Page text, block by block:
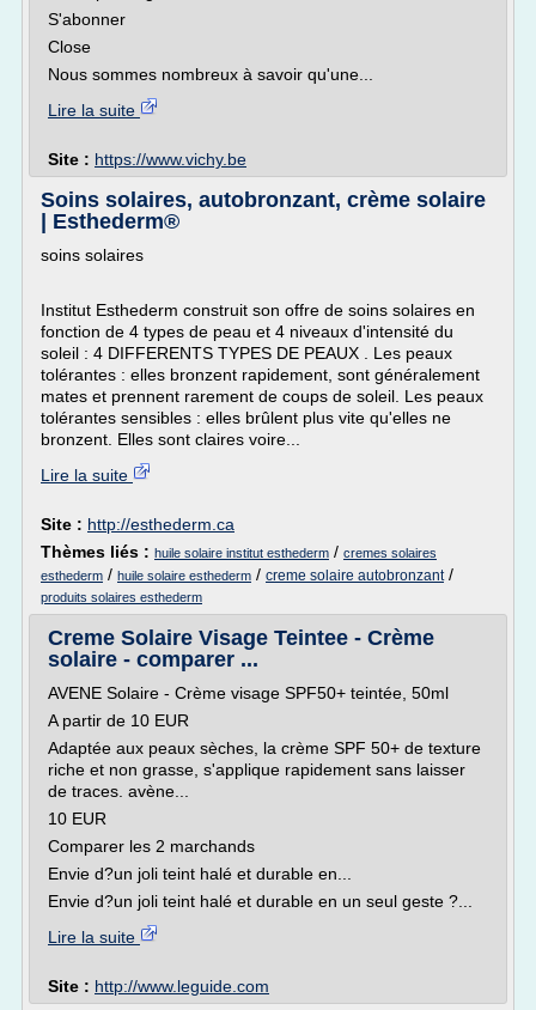
S'abonner
Close
Nous sommes nombreux à savoir qu'une...
Lire la suite
Site : https://www.vichy.be
Soins solaires, autobronzant, crème solaire
| Esthederm®
soins solaires
Institut Esthederm construit son offre de soins solaires en
fonction de 4 types de peau et 4 niveaux d'intensité du
soleil : 4 DIFFERENTS TYPES DE PEAUX . Les peaux
tolérantes : elles bronzent rapidement, sont généralement
mates et prennent rarement de coups de soleil. Les peaux
tolérantes sensibles : elles brûlent plus vite qu'elles ne
bronzent. Elles sont claires voire...
Lire la suite
Site : http://esthederm.ca
Thèmes liés : huile solaire institut esthederm / cremes solaires
esthederm / huile solaire esthederm / creme solaire autobronzant/
produits solaires esthederm
Creme Solaire Visage Teintee - Crème
solaire - comparer ...
AVENE Solaire - Crème visage SPF50+ teintée, 50ml
A partir de 10 EUR
Adaptée aux peaux sèches, la crème SPF 50+ de texture
riche et non grasse, s'applique rapidement sans laisser
de traces. avène...
10 EUR
Comparer les 2 marchands
Envie d?un joli teint halé et durable en...
Envie d?un joli teint halé et durable en un seul geste ?...
Lire la suite
Site : http://www.leguide.com